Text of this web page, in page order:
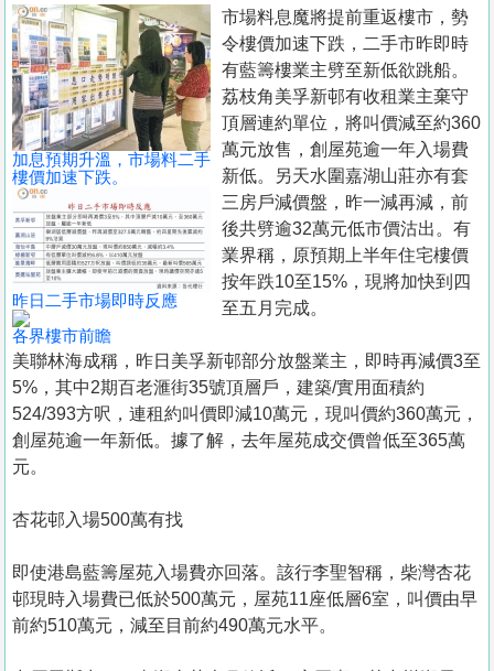
置
業
手
冊
關
於
我
們
加息預期升溫，市場料二手
樓價加速下跌。
昨日二手市場即時反應
各界樓市前瞻
市場料息魔將提前重返樓市，勢
令樓價加速下跌，二手市昨即時
有藍籌樓業主劈至新低欲跳船。
荔枝角美孚新邨有收租業主棄守
頂層連約單位，將叫價減至約360
萬元放售，創屋苑逾一年入場費
新低。另天水圍嘉湖山莊亦有套
三房戶減價盤，昨一減再減，前
後共劈逾32萬元低市價沽出。有
業界稱，原預期上半年住宅樓價
按年跌10至15%，現將加快到四
至五月完成。
美聯林海成稱，昨日美孚新邨部分放盤業主，即時再減價3至
5%，其中2期百老滙街35號頂層戶，建築/實用面積約
524/393方呎，連租約叫價即減10萬元，現叫價約360萬元，
創屋苑逾一年新低。據了解，去年屋苑成交價曾低至365萬
元。
杏花邨入場500萬有找
即使港島藍籌屋苑入場費亦回落。該行李聖智稱，柴灣杏花
邨現時入場費已低於500萬元，屋苑11座低層6室，叫價由早
前約510萬元，減至目前約490萬元水平。